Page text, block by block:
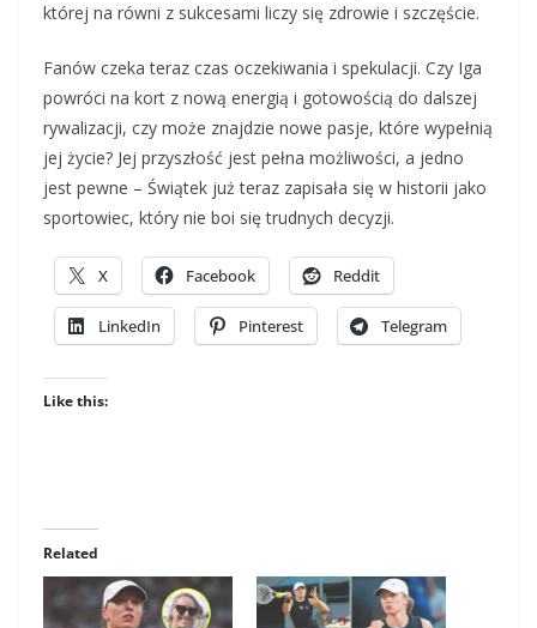
której na równi z sukcesami liczy się zdrowie i szczęście.
Fanów czeka teraz czas oczekiwania i spekulacji. Czy Iga
powróci na kort z nową energią i gotowością do dalszej
rywalizacji, czy może znajdzie nowe pasje, które wypełnią
jej życie? Jej przyszłość jest pełna możliwości, a jedno
jest pewne – Świątek już teraz zapisała się w historii jako
sportowiec, który nie boi się trudnych decyzji.
X Facebook Reddit
LinkedIn Pinterest Telegram
Like this:
Related